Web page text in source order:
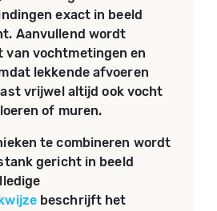
exact in beeld
Aanvullend wordt
van vochtmetingen en
lekkende afvoeren
vrijwel altijd ook vocht
of muren.
te combineren wordt
gericht in beeld
beschrijft het